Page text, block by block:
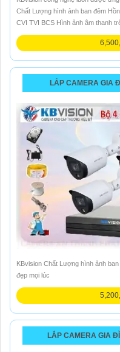
Chất Lượng hình ảnh ban đêm
CVI TVI BCS Hình ảnh âm thanh
LẮP CAMERA GIA
KBvision Chất Lượng hình ảnh
đẹp mọi lúc
LẮP CAMERA GIA